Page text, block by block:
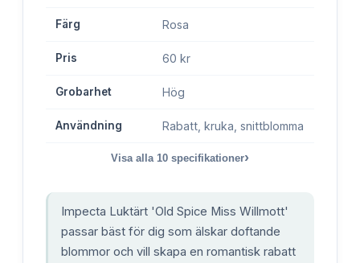
Färg Rosa
Pris 60 kr
Grobarhet Hög
Användning Rabatt, kruka, snittblomma
Visa alla 10 specifikationer›
Impecta Luktärt 'Old Spice Miss Willmott'
passar bäst för dig som älskar doftande
blommor och vill skapa en romantisk rabatt